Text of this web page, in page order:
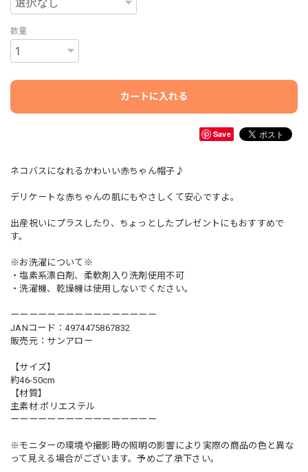
数量
カートに入れる
Save
ネコバスになれるかわいい赤ちゃん帽子♪
デリケートな赤ちゃんの肌にもやさしくて安心ですよ。
出産祝いにプラスしたり、ちょっとしたプレゼントにもおすすめで
す。
※お洗濯について※
・塩素系漂白剤、柔軟剤入り洗剤使用不可
・洗濯機、乾燥機は使用しないでください。
ーーーーーーーーーーーーーーーー
JANコード：4974475867832
販売元：サンアロー
【サイズ】
約46-50cm
【材質】
主素材:ポリエステル
ーーーーーーーーーーーーーーーー
※モニターの環境や撮影時の照明の影響により実際の商品の色と異な
って見える場合がございます。予めご了承下さい。